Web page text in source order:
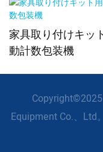
家具取り付けキッ
動計数包装機
Equipment Co.、Ltd